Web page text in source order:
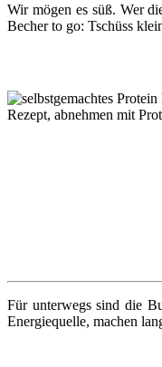
Wir mögen es süß. Wer
Becher to go: Tschüss
Für unterwegs sind die
Energiequelle, machen